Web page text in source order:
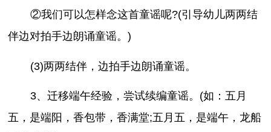
②我们可以怎样念这首童谣呢?(引导幼儿两两结
伴边对拍手边朗诵童谣。)
(3)两两结伴，边拍手边朗诵童谣。
3、迁移端午经验，尝试续编童谣。(如：五月
五，是端阳，香包带，香满堂;五月五，是端午，龙船